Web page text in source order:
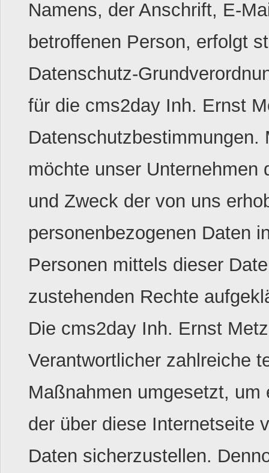
Namens, der Anschrift, E-
betroffenen Person, erfolgt
Datenschutz-
für die cms2day Inh. Ernst
möchte unser Unternehmen
und Zweck der von uns
personenbezogenen Daten
Personen mittels dieser
zustehenden Rechte
Die cms2day Inh. Ernst
Verantwortlicher zahlreiche
Maßnahmen umgesetzt,
der über diese Internetseite
Daten sicherzustellen.